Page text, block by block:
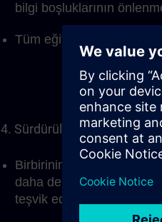
bilgi boşluklarının
Tüm eğitim sürecinin net
4. Sürdürülebilir eğitim
Birbirinin üzerine inşa
daha derinlemesine bir
teşvik eder